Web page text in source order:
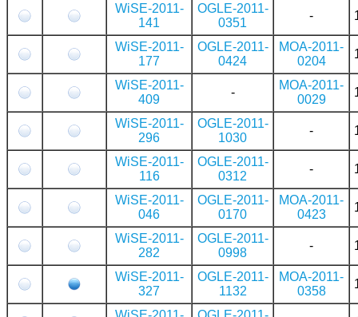
WiSE-2011-
141
OGLE-2011-
0351
-
WiSE-2011-
177
OGLE-2011-
0424
MOA-2011-
0204
WiSE-2011-
409
-
MOA-2011-
0029
WiSE-2011-
296
OGLE-2011-
1030
-
WiSE-2011-
116
OGLE-2011-
0312
-
WiSE-2011-
046
OGLE-2011-
0170
MOA-2011-
0423
WiSE-2011-
282
OGLE-2011-
0998
-
WiSE-2011-
327
OGLE-2011-
1132
MOA-2011-
0358